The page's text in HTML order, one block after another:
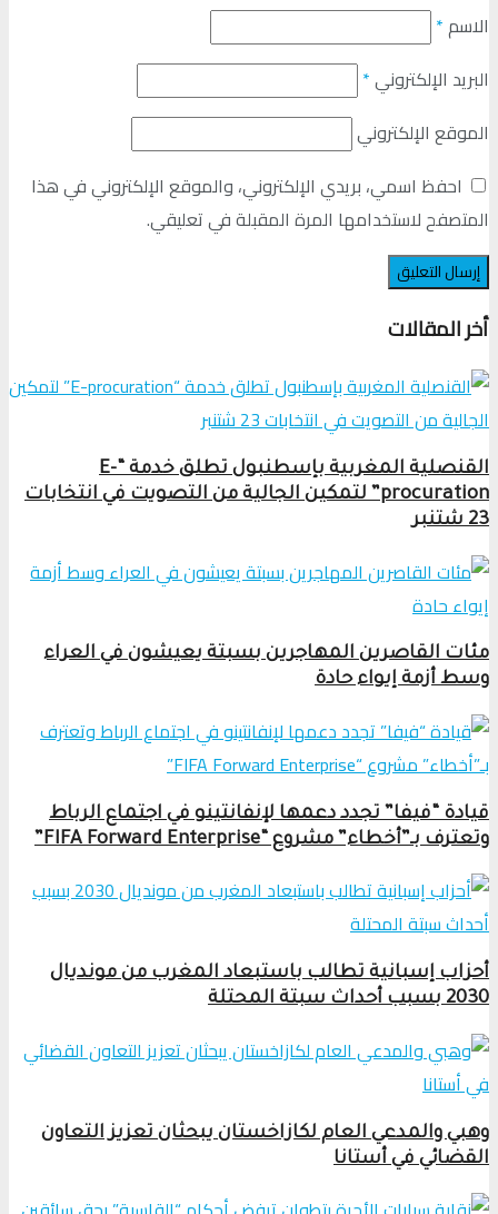
الاسم*
البريد الإلكتروني*
الموقع الإلكتروني
احفظ اسمي، بريدي الإلكتروني، والموقع الإلكتروني في هذا
المتصفح لاستخدامها المرة المقبلة في تعليقي.
أخر المقالات
القنصلية المغربية بإسطنبول تطلق خدمة “E-
procuration” لتمكين الجالية من التصويت في انتخابات
23 شتنبر
مئات القاصرين المهاجرين بسبتة يعيشون في العراء
وسط أزمة إيواء حادة
قيادة “فيفا” تجدد دعمها لإنفانتينو في اجتماع الرباط
وتعترف بـ”أخطاء” مشروع “FIFA Forward Enterprise”
أحزاب إسبانية تطالب باستبعاد المغرب من مونديال
2030 بسبب أحداث سبتة المحتلة
وهبي والمدعي العام لكازاخستان يبحثان تعزيز التعاون
القضائي في أستانا